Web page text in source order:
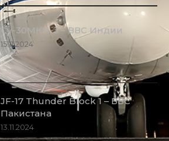
Су-30МКИ-3 – ВВС Индии
15.11.2024
JF-17 Thunder Block 1 – ВВС
Пакистана
13.11.2024